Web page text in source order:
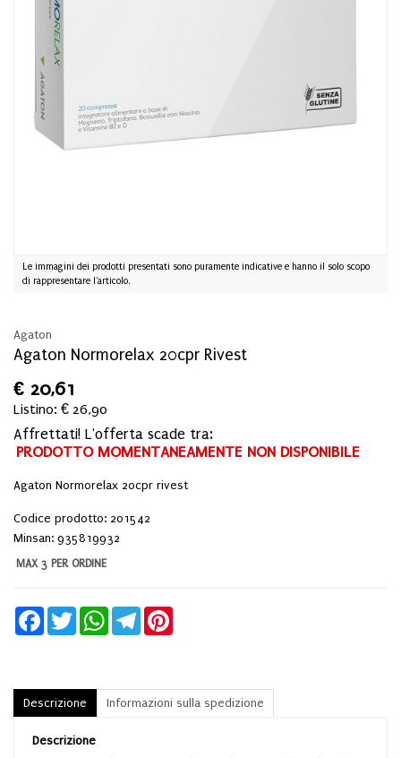
Le immagini dei prodotti presentati sono puramente indicative e hanno il solo scopo
di rappresentare l'articolo.
Agaton
Agaton Normorelax 20cpr Rivest
€ 20,61
Listino: € 26,90
Affrettati! L'offerta scade tra:
PRODOTTO MOMENTANEAMENTE NON DISPONIBILE
Agaton Normorelax 20cpr rivest
Codice prodotto: 201542
Minsan: 935819932
MAX 3 PER ORDINE
FacebookTwitter WhatsAppTelegram
Descrizione Informazioni sulla spedizione
Descrizione